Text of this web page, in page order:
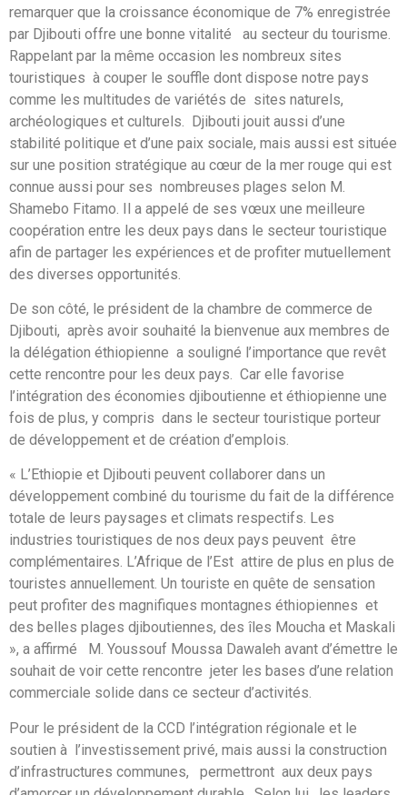
remarquer que la croissance économique de 7% enregistrée
par Djibouti offre une bonne vitalité au secteur du tourisme.
Rappelant par la même occasion les nombreux sites
touristiques à couper le souffle dont dispose notre pays
comme les multitudes de variétés de sites naturels,
archéologiques et culturels. Djibouti jouit aussi d’une
stabilité politique et d’une paix sociale, mais aussi est située
sur une position stratégique au cœur de la mer rouge qui est
connue aussi pour ses nombreuses plages selon M.
Shamebo Fitamo. Il a appelé de ses vœux une meilleure
coopération entre les deux pays dans le secteur touristique
afin de partager les expériences et de profiter mutuellement
des diverses opportunités.
De son côté, le président de la chambre de commerce de
Djibouti, après avoir souhaité la bienvenue aux membres de
la délégation éthiopienne a souligné l’importance que revêt
cette rencontre pour les deux pays. Car elle favorise
l’intégration des économies djiboutienne et éthiopienne une
fois de plus, y compris dans le secteur touristique porteur
de développement et de création d’emplois.
« L’Ethiopie et Djibouti peuvent collaborer dans un
développement combiné du tourisme du fait de la différence
totale de leurs paysages et climats respectifs. Les
industries touristiques de nos deux pays peuvent être
complémentaires. L’Afrique de l’Est attire de plus en plus de
touristes annuellement. Un touriste en quête de sensation
peut profiter des magnifiques montagnes éthiopiennes et
des belles plages djiboutiennes, des îles Moucha et Maskali
», a affirmé M. Youssouf Moussa Dawaleh avant d’émettre le
souhait de voir cette rencontre jeter les bases d’une relation
commerciale solide dans ce secteur d’activités.
Pour le président de la CCD l’intégration régionale et le
soutien à l’investissement privé, mais aussi la construction
d’infrastructures communes, permettront aux deux pays